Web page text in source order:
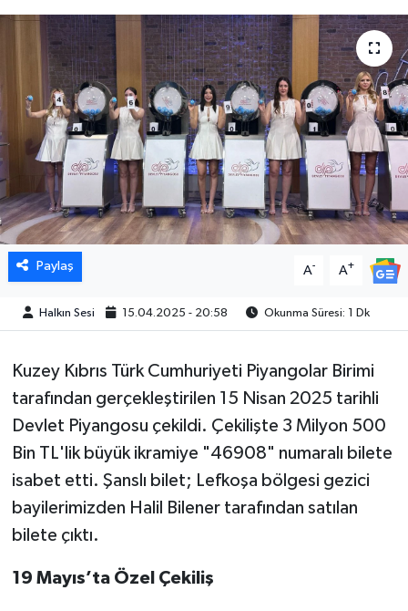
Paylaş A- A+
Halkın Sesi 15.04.2025 - 20:58 Okunma Süresi: 1 Dk
Kuzey Kıbrıs Türk Cumhuriyeti Piyangolar Birimi
tarafından gerçekleştirilen 15 Nisan 2025 tarihli
Devlet Piyangosu çekildi. Çekilişte 3 Milyon 500
Bin TL'lik büyük ikramiye "46908" numaralı bilete
isabet etti. Şanslı bilet; Lefkoşa bölgesi gezici
bayilerimizden Halil Bilener tarafından satılan
bilete çıktı.
19 Mayıs’ta Özel Çekiliş